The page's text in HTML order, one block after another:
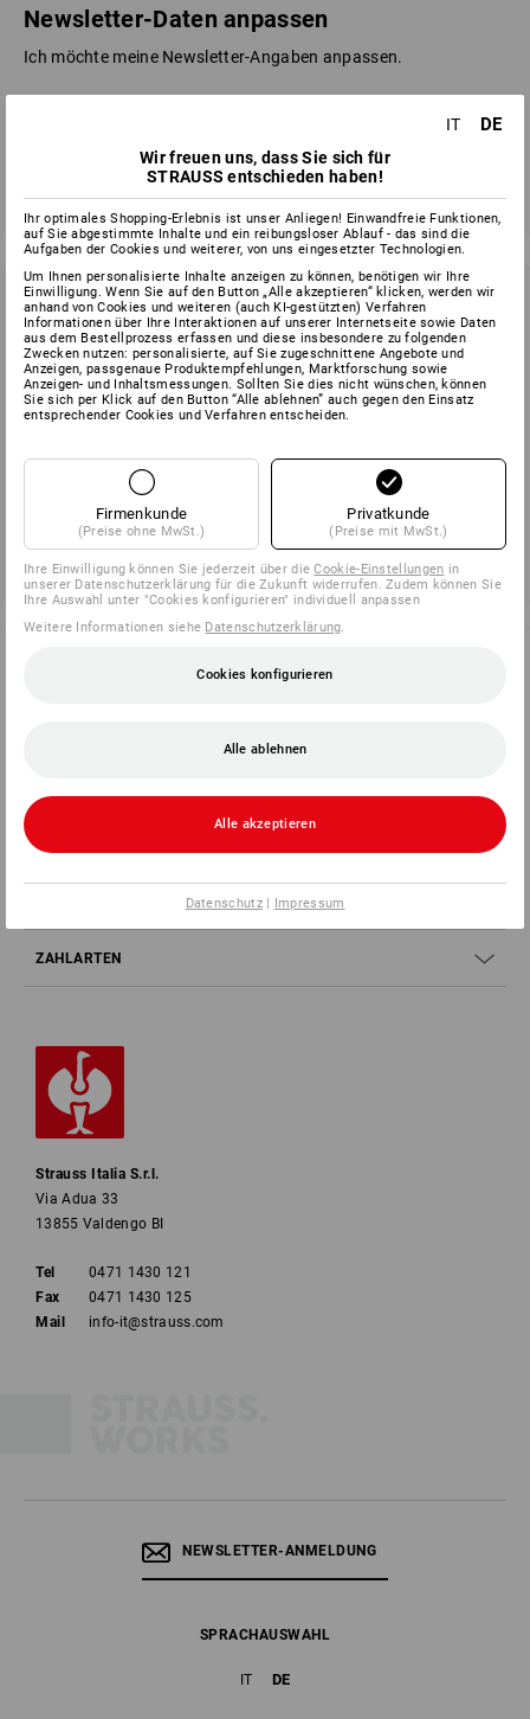
Newsletter-Daten anpassen
Ich möchte meine Newsletter-Angaben anpassen.
Newsletter abbestellen
Sie möchten den Strauss Newsletter künftig nicht mehr
erhalten? Nutzen Sie bitte den Abmelde-Link im unteren Bereich
eines erhaltenen Newsletters, um sich abzumelden.
UNTERNEHMEN
ZAHLARTEN
Strauss Italia S.r.l.
Via Adua 33
13855 Valdengo BI
Tel
0471 1430 121
Fax
0471 1430 125
Mail
info-it@strauss.com
NEWSLETTER-ANMELDUNG
SPRACHAUSWAHL
IT DE
IT DE
Wir freuen uns, dass Sie sich für
STRAUSS entschieden haben!
Ihr optimales Shopping-Erlebnis ist unser Anliegen! Einwandfreie Funktionen,
auf Sie abgestimmte Inhalte und ein reibungsloser Ablauf - das sind die
Aufgaben der Cookies und weiterer, von uns eingesetzter Technologien.
Um Ihnen personalisierte Inhalte anzeigen zu können, benötigen wir Ihre
Einwilligung. Wenn Sie auf den Button „Alle akzeptieren“ klicken, werden wir
anhand von Cookies und weiteren (auch KI-gestützten) Verfahren
Informationen über Ihre Interaktionen auf unserer Internetseite sowie Daten
aus dem Bestellprozess erfassen und diese insbesondere zu folgenden
Zwecken nutzen: personalisierte, auf Sie zugeschnittene Angebote und
Anzeigen, passgenaue Produktempfehlungen, Marktforschung sowie
Anzeigen- und Inhaltsmessungen. Sollten Sie dies nicht wünschen, können
Sie sich per Klick auf den Button “Alle ablehnen” auch gegen den Einsatz
entsprechender Cookies und Verfahren entscheiden.
Firmenkunde
(Preise ohne MwSt.)
Privatkunde
(Preise mit MwSt.)
Ihre Einwilligung können Sie jederzeit über dieCookie-Einstellungen in
unserer Datenschutzerklärung für die Zukunft widerrufen. Zudem können Sie
Ihre Auswahl unter "Cookies konfigurieren" individuell anpassen
Weitere Informationen siehe Datenschutzerklärung
Cookies konfigurieren
Alle ablehnen
Alle akzeptieren
Datenschutz| Impressum